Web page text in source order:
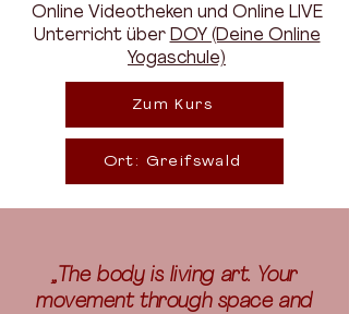
Online Videotheken und Online LIVE
Unterricht über DOY (Deine Online
Yogaschule)
Zum Kurs
Ort: Greifswald
„The body is living art. Your
movement through space and